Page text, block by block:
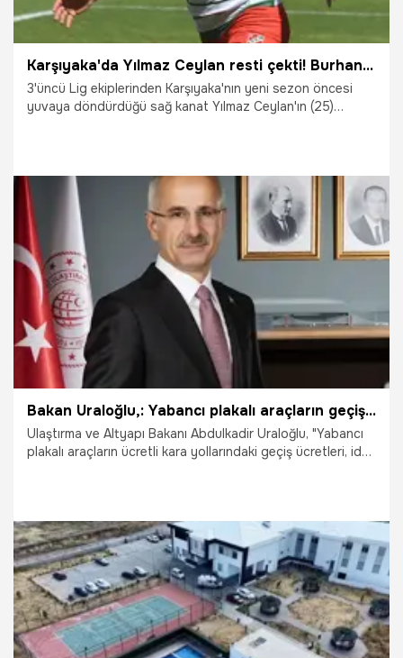
Karşıyaka'da Yılmaz Ceylan resti çekti! Burhanettin Basatemür'ün dediği oldu
3'üncü Lig ekiplerinden Karşıyaka'nın yeni sezon öncesi
yuvaya döndürdüğü sağ kanat Yılmaz Ceylan'ın (25)
29.07.2026
Bakan Uraloğlu,: Yabancı plakalı araçların geçiş ücretlerine düzenleneme
Ulaştırma ve Altyapı Bakanı Abdulkadir Uraloğlu, "Yabancı
plakalı araçların ücretli kara yollarındaki geçiş ücretleri, idari
29.07.2026 Gündem